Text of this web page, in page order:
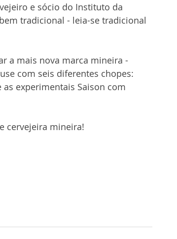
e sócio do Instituto da
tradicional - leia-se tradicional
a mais nova marca mineira -
com seis diferentes chopes:
as experimentais Saison com
cervejeira mineira!